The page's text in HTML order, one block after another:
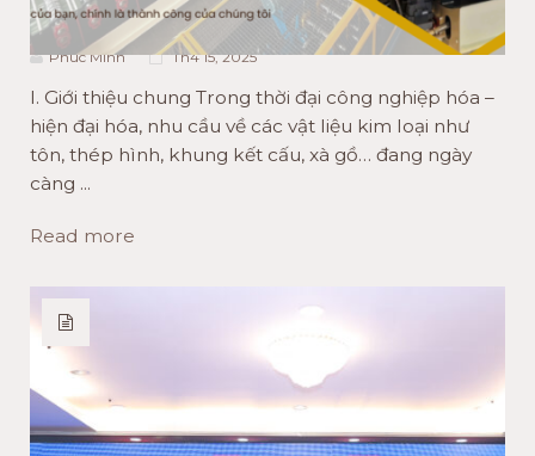
DÙNG NĂM 2025
Phuc Minh Th4 15, 2025
I. Giới thiệu chung Trong thời đại công nghiệp hóa –
hiện đại hóa, nhu cầu về các vật liệu kim loại như
tôn, thép hình, khung kết cấu, xà gồ… đang ngày
càng ...
Read more